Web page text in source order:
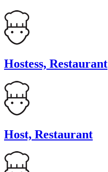
Hostess, Restaurant
Host, Restaurant